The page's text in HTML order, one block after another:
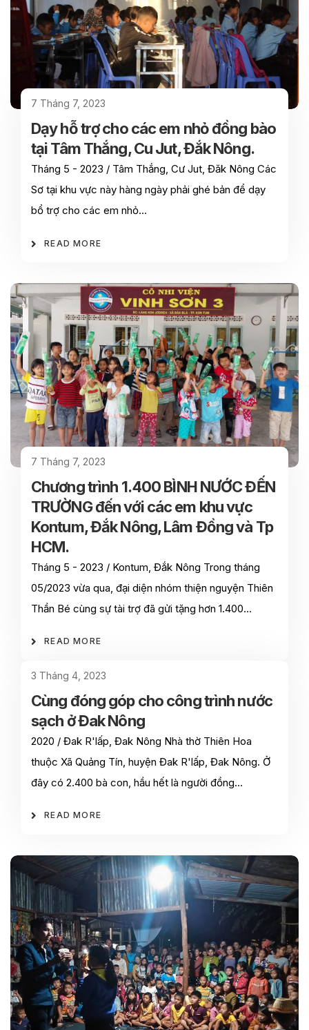
7 Tháng 7, 2023
Dạy hỗ trợ cho các em nhỏ đồng bào
tại Tâm Thắng, Cu Jut, Đắk Nông.
Tháng 5 - 2023 / Tâm Thắng, Cư Jut, Đăk Nông Các
Sơ tại khu vực này hàng ngày phải ghé bản để dạy
bổ trợ cho các em nhỏ…
READ MORE
7 Tháng 7, 2023
Chương trình 1.400 BÌNH NƯỚC ĐẾN
TRƯỜNG đến với các em khu vực
Kontum, Đắk Nông, Lâm Đồng và Tp
HCM.
Tháng 5 - 2023 / Kontum, Đắk Nông Trong tháng
05/2023 vừa qua, đại diện nhóm thiện nguyện Thiên
Thần Bé cùng sự tài trợ đã gửi tặng hơn 1.400…
READ MORE
3 Tháng 4, 2023
Cùng đóng góp cho công trình nước
sạch ở Đak Nông
2020 / Đak R'lấp, Đak Nông Nhà thờ Thiên Hoa
thuộc Xã Quảng Tín, huyện Đak R'lấp, Đak Nông. Ở
đây có 2.400 bà con, hầu hết là người đồng…
READ MORE